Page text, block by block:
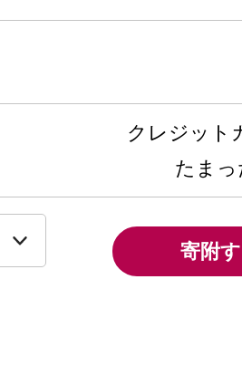
クレジット
たまっ
寄附